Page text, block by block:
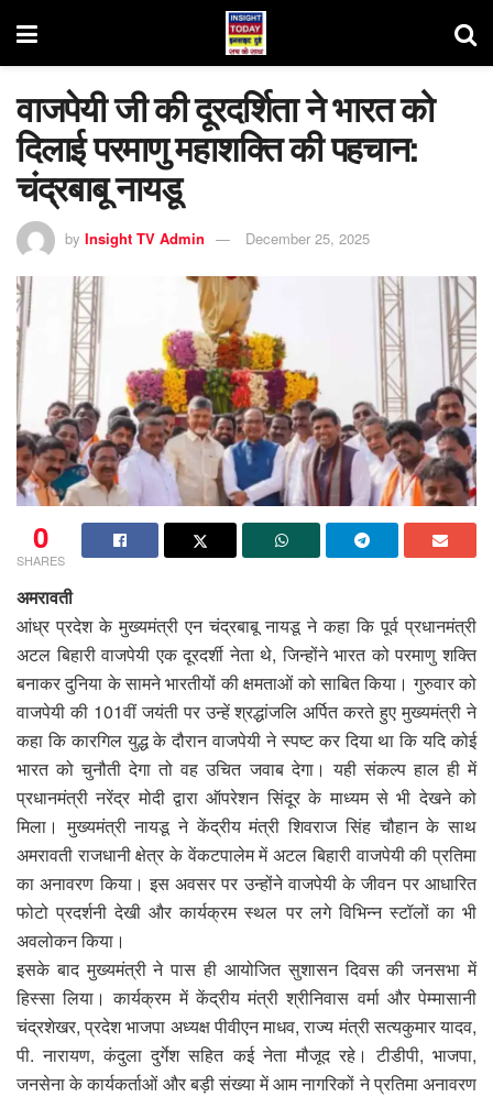
वाजपेयी जी की दूरदर्शिता ने भारत को
दिलाई परमाणु महाशक्ति की पहचान:
चंद्रबाबू नायडू
by Insight TV Admin December 25, 2025
0
SHARES
अमरावती
आंध्र प्रदेश के मुख्यमंत्री एन चंद्रबाबू नायडू ने कहा कि पूर्व प्रधानमंत्री
अटल बिहारी वाजपेयी एक दूरदर्शी नेता थे, जिन्होंने भारत को परमाणु शक्ति
बनाकर दुनिया के सामने भारतीयों की क्षमताओं को साबित किया। गुरुवार को
वाजपेयी की 101वीं जयंती पर उन्हें श्रद्धांजलि अर्पित करते हुए मुख्यमंत्री ने
कहा कि कारगिल युद्ध के दौरान वाजपेयी ने स्पष्ट कर दिया था कि यदि कोई
भारत को चुनौती देगा तो वह उचित जवाब देगा। यही संकल्प हाल ही में
प्रधानमंत्री नरेंद्र मोदी द्वारा ऑपरेशन सिंदूर के माध्यम से भी देखने को
मिला। मुख्यमंत्री नायडू ने केंद्रीय मंत्री शिवराज सिंह चौहान के साथ
अमरावती राजधानी क्षेत्र के वेंकटपालेम में अटल बिहारी वाजपेयी की प्रतिमा
का अनावरण किया। इस अवसर पर उन्होंने वाजपेयी के जीवन पर आधारित
फोटो प्रदर्शनी देखी और कार्यक्रम स्थल पर लगे विभिन्न स्टॉलों का भी
अवलोकन किया।
इसके बाद मुख्यमंत्री ने पास ही आयोजित सुशासन दिवस की जनसभा में
हिस्सा लिया। कार्यक्रम में केंद्रीय मंत्री श्रीनिवास वर्मा और पेम्मासानी
चंद्रशेखर, प्रदेश भाजपा अध्यक्ष पीवीएन माधव, राज्य मंत्री सत्यकुमार यादव,
पी. नारायण, कंदुला दुर्गेश सहित कई नेता मौजूद रहे। टीडीपी, भाजपा,
जनसेना के कार्यकर्ताओं और बड़ी संख्या में आम नागरिकों ने प्रतिमा अनावरण